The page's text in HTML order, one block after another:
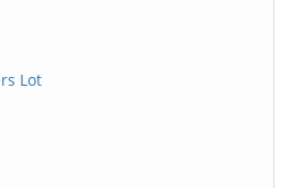
Lot